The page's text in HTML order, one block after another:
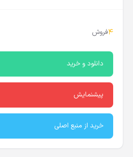
4فروش
دانلود و خرید
پیشنمایش
خرید از منبع اصلی